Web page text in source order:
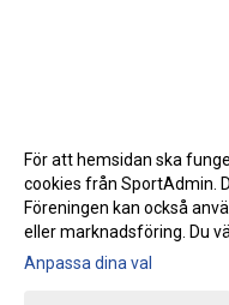
Gå till
För att hemsidan ska
cookies från SportAdmin.
Föreningen kan också
eller marknadsföring. Du
Anpassa dina val